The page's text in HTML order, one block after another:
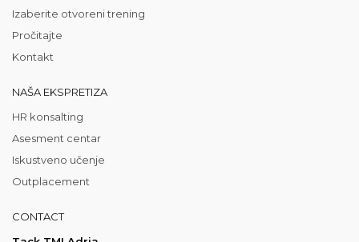
Izaberite otvoreni trening
Pročitajte
Kontakt
NAŠA EKSPRETIZA
HR konsalting
Asesment centar
Iskustveno učenje
Outplacement
CONTACT